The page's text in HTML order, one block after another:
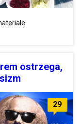
ostrzega,
29